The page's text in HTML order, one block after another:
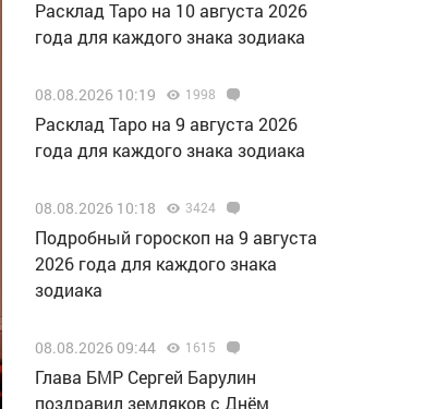
Расклад Таро на 10 августа 2026
года для каждого знака зодиака
08.08.2026 10:19 1998
Расклад Таро на 9 августа 2026
года для каждого знака зодиака
08.08.2026 10:18 3424
Подробный гороскоп на 9 августа
2026 года для каждого знака
зодиака
08.08.2026 09:44 1615
Глава БМР Сергей Барулин
поздравил земляков с Днём